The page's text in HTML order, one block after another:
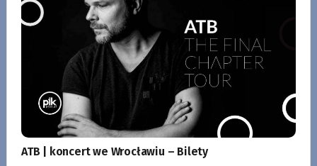
ATB | koncert we Wrocławiu – Bilety